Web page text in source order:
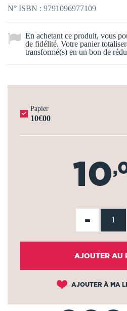
N° ISBN : 9791096977109
En achetant ce produit, vous
de fidélité. Votre panier
transformé(s) en un bon de
Papier
10€00
10
-
AJOUTER AU
AJOUTER À MA